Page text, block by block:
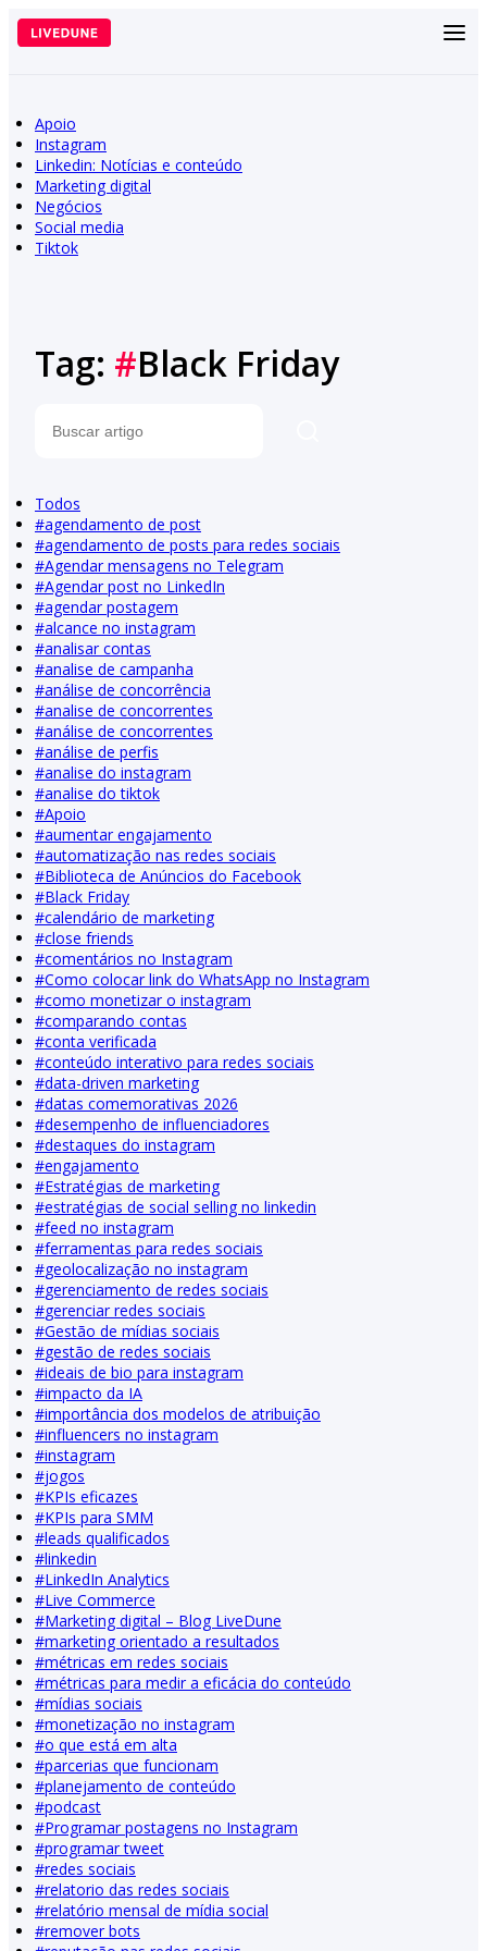
Pular
para
Apoio
Instagram
Linkedin: Notícias e conteúdo
Marketing digital
Negócios
Social media
Tiktok
Tag: #Black Friday
Todos
#agendamento de post
#agendamento de posts para redes sociais
#Agendar mensagens no Telegram
#Agendar post no LinkedIn
#agendar postagem
#alcance no instagram
#analisar contas
#analise de campanha
#análise de concorrência
#analise de concorrentes
#análise de concorrentes
#análise de perfis
#analise do instagram
#analise do tiktok
#Apoio
#aumentar engajamento
#automatização nas redes sociais
#Biblioteca de Anúncios do Facebook
#Black Friday
#calendário de marketing
#close friends
#comentários no Instagram
#Como colocar link do WhatsApp no Instagram
#como monetizar o instagram
#comparando contas
#conta verificada
#conteúdo interativo para redes sociais
#data-driven marketing
#datas comemorativas 2026
#desempenho de influenciadores
#destaques do instagram
#engajamento
#Estratégias de marketing
#estratégias de social selling no linkedin
#feed no instagram
#ferramentas para redes sociais
#geolocalização no instagram
#gerenciamento de redes sociais
#gerenciar redes sociais
#Gestão de mídias sociais
#gestão de redes sociais
#ideais de bio para instagram
#impacto da IA
#importância dos modelos de atribuição
#influencers no instagram
#instagram
#jogos
#KPIs eficazes
#KPIs para SMM
#leads qualificados
#linkedin
#LinkedIn Analytics
#Live Commerce
#Marketing digital – Blog LiveDune
#marketing orientado a resultados
#métricas em redes sociais
#métricas para medir a eficácia do conteúdo
#mídias sociais
#monetização no instagram
#o que está em alta
#parcerias que funcionam
#planejamento de conteúdo
#podcast
#Programar postagens no Instagram
#programar tweet
#redes sociais
#relatorio das redes sociais
#relatório mensal de mídia social
#remover bots